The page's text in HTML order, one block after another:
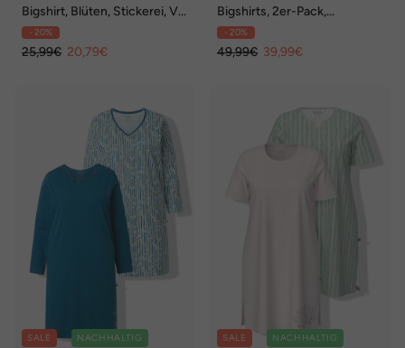
Bigshirt, Blüten, Stickerei, V-
Ausschnitt, Halbarm
- 20%
25,99€ 20,79€
Bigshirts, 2er-Pack,
Rundhals/V-Ausschnitt,
Langarm
- 20%
49,99€ 39,99€
SALE NACHHALTIG SALE NACHHALTIG